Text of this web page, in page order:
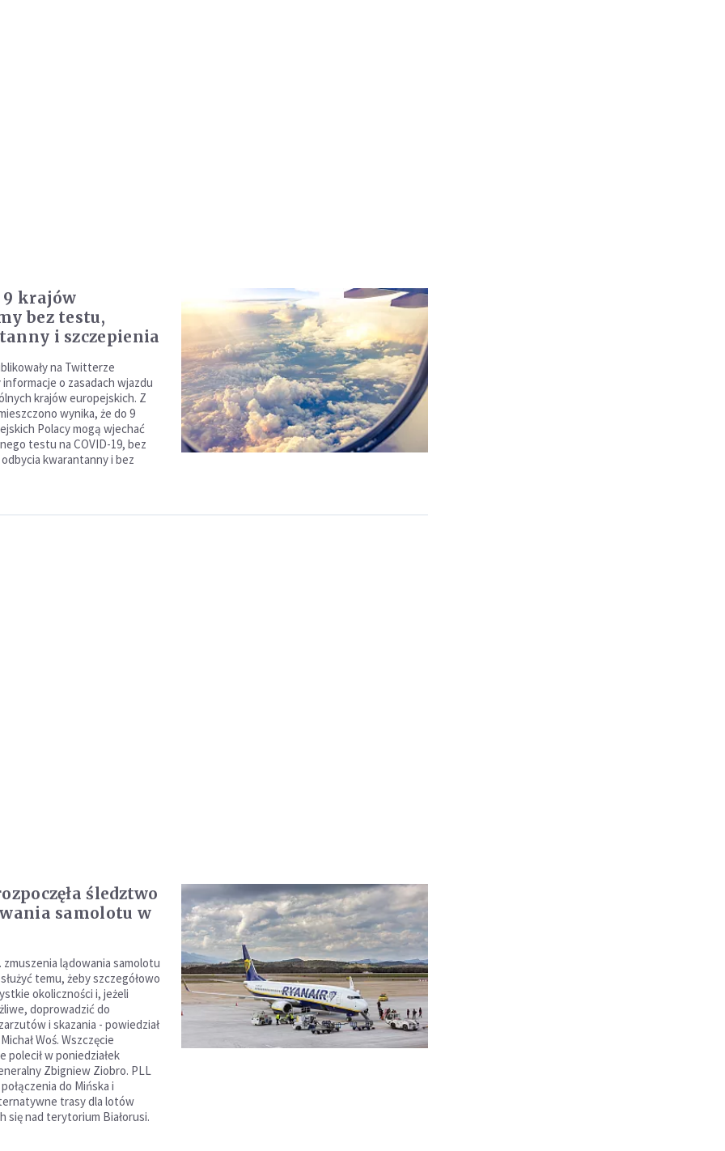
9 krajów
bez testu,
i szczepienia
na Twitterze
informacje o zasadach wjazdu
krajów europejskich. Z
wynika, że do 9
Polacy mogą wjechać
testu na COVID-19, bez
kwarantanny i bez
śledztwo
samolotu w
lądowania samolotu
temu, żeby szczegółowo
okoliczności i, jeżeli
doprowadzić do
i skazania - powiedział
Woś. Wszczęcie
polecił w poniedziałek
Zbigniew Ziobro. PLL
do Mińska i
trasy dla lotów
się nad terytorium Białorusi.